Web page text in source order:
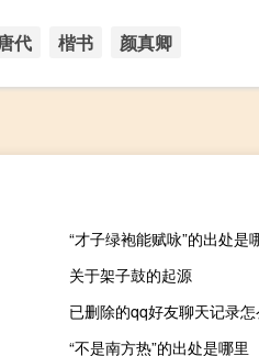
代 楷书 颜真卿
“才子绿袍能赋咏”的出处是
关于架子鼓的起源
已删除的qq好友聊天记录
“不是南方热”的出处是哪里